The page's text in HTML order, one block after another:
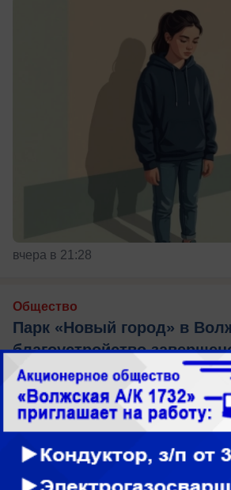
вчера в 21:28
Общество
Парк «Новый город» в
благоустройство
досрочно — что появилось
Парк "Новый город" уже готов
вчера в 20:32